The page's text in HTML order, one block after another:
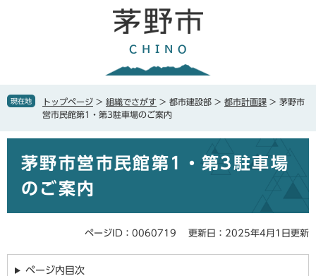
で
ば
本
現在地 トップページ > 組織でさがす > 都市建設部 > 都市計画課 > 茅野市
営市民館第1・第3駐車場のご案内
茅野市営市民館第1・第3駐車場
のご案内
ページID：0060719 更新日：2025年4月1日更新
ページ内目次